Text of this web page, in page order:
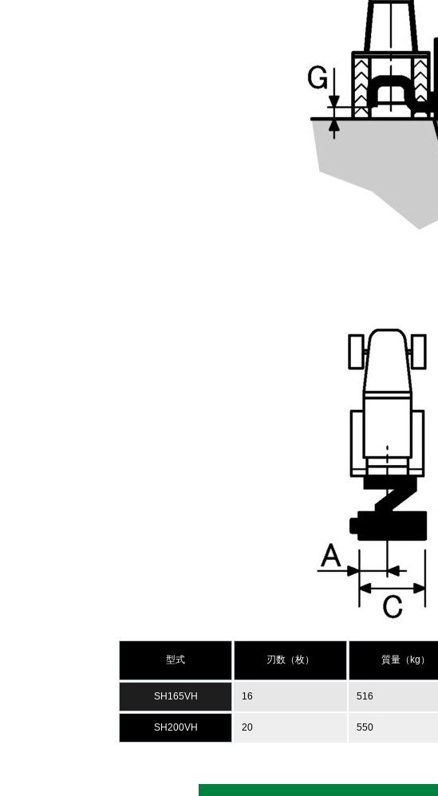
型式 刃数（枚） 質量（kg）
SH165VH 16 516
SH200VH 20 550